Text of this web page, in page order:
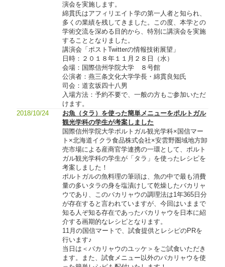
演会を実施します。
綿貫氏はアフィリエイト学の第一人者と知られ、
多くの業績を残してきました。この度、本学との
学術交流を深める目的から、特別に講演会を実施
することとなりました。
講演会「ポストTwitterの情報技術展望」
日時：２０１８年１１月２８日（水）
会場：国際信州学院大学 ８号館
公演者：燕三条文化大学学長・綿貫良知氏
司会：道玄坂四十八男
入場方法：予約不要で、一般の方もご参加いただ
けます。
2018/10/24
お魚（タラ）を使った簡単メニューをポルトガル
観光学科の学生が考案しました
国際信州学院大学ポルトガル観光学科×国信マー
ト×北海道イクラ食品株式会社×安雲野圏域地方卸
売市場による産商官学連携の一環として、ポルト
ガル観光学科の学生が「タラ」を使ったレシピを
考案しました！
ポルトガルの魚料理の筆頭は、魚の中で最も消費
量の多いタラの身を塩漬けして乾燥したバカリャ
ウであり、このバカリャウの調理法は1年365日分
が存在すると言われていますが、今回はいままで
知る人ぞ知る存在であったバカリャウを日本に紹
介する画期的なレシピとなります。
11月の国信マートで、試食提供とレシピのPRを
行います♪
当日は＜バカリャウのユッケ＞をご試食いただき
ます。また、試食メニュー以外のバカリャウを使